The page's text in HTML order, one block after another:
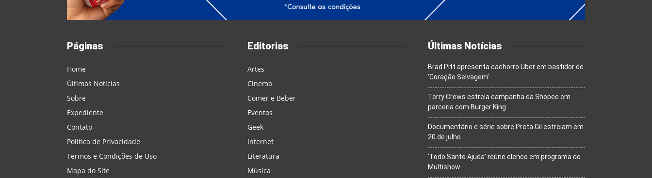
Páginas
Home
Últimas Notícias
Sobre
Expediente
Contato
Política de Privacidade
Termos e Condições de Uso
Mapa do Site
Editorias
Artes
Cinema
Comer e Beber
Eventos
Geek
Internet
Literatura
Música
Últimas Notícias
Brad Pitt apresenta cachorro Uber em bastidor de
‘Coração Selvagem’
Terry Crews estrela campanha da Shopee em
parceria com Burger King
Documentário e série sobre Preta Gil estreiam em
20 de julho
‘Todo Santo Ajuda’ reúne elenco em programa do
Multishow